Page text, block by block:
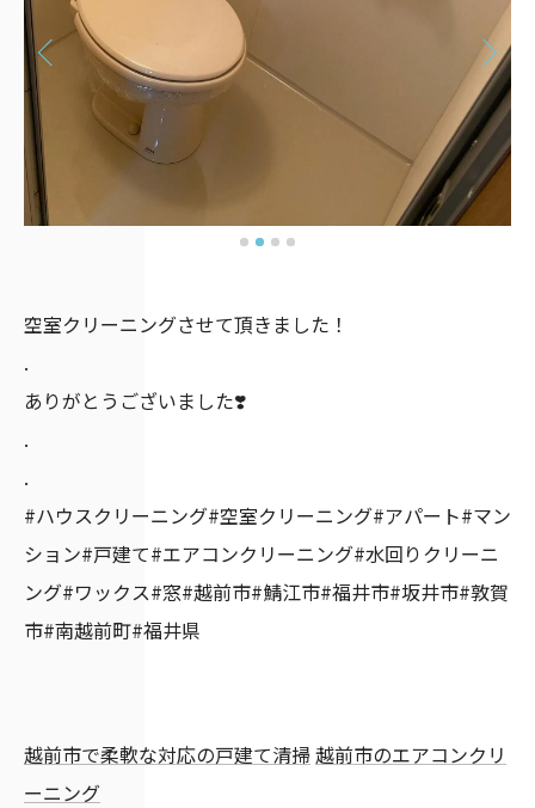
空室クリーニングさせて頂きました！
.
ありがとうございました❣️
.
.
#ハウスクリーニング#空室クリーニング#アパート#マン
ション#戸建て#エアコンクリーニング#水回りクリーニ
ング#ワックス#窓#越前市#鯖江市#福井市#坂井市#敦賀
市#南越前町#福井県
越前市で柔軟な対応の戸建て清掃越前市のエアコンクリ
ーニング